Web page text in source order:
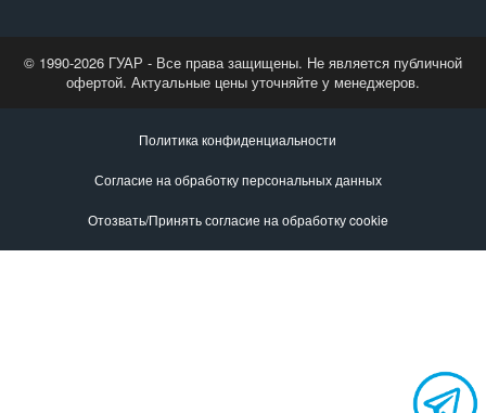
© 1990-2026 ГУАР - Все права защищены. Не является публичной
офертой. Актуальные цены уточняйте у менеджеров.
Политика конфиденциальности
Согласие на обработку персональных данных
Отозвать/Принять согласие на обработку cookie